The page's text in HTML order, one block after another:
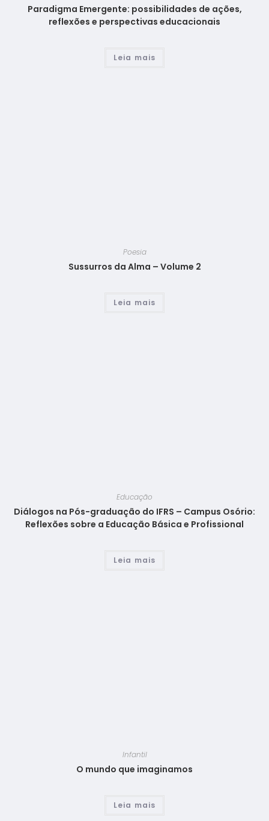
Paradigma Emergente: possibilidades de ações,
reflexões e perspectivas educacionais
Leia mais
Poesia
Sussurros da Alma – Volume 2
Leia mais
Educação
Diálogos na Pós-graduação do IFRS – Campus Osório:
Reflexões sobre a Educação Básica e Profissional
Leia mais
Infantil
O mundo que imaginamos
Leia mais